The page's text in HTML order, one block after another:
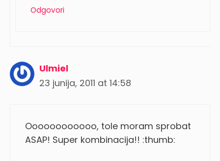
Odgovori
Ulmiel
23 junija, 2011 at 14:58
Oooooooooooo, tole moram sprobat
ASAP! Super kombinacija!! :thumb: